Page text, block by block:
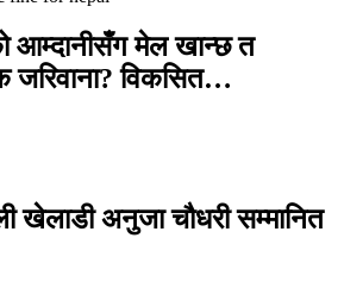
आम्दानीसँग मेल खान्छ त
जरिवाना? विकसित…
खेलाडी अनुजा चौधरी सम्मानित